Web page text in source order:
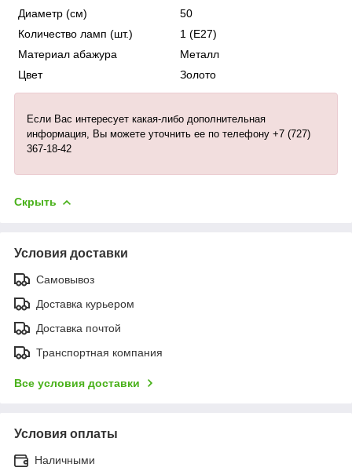
Диаметр (см)
50
Количество ламп (шт.)
1 (E27)
Материал абажура
Металл
Цвет
Золото
Если Вас интересует какая-либо дополнительная
информация, Вы можете уточнить ее по телефону +7 (727)
367-18-42
Скрыть
Условия доставки
Самовывоз
Доставка курьером
Доставка почтой
Транспортная компания
Все условия доставки
Условия оплаты
Наличными